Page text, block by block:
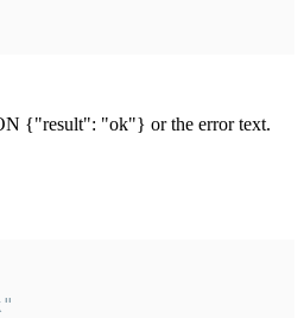
{"result": "ok"} or the error text.